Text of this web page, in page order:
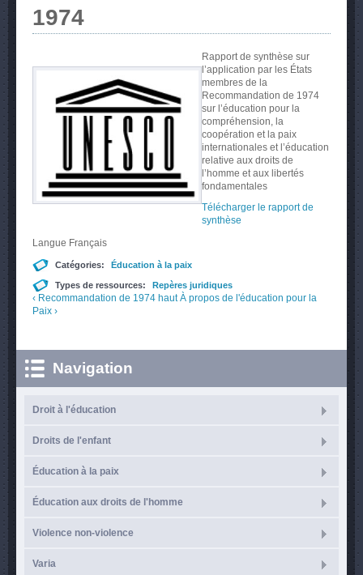
1974
Rapport de synthèse sur
l’application par les États
membres de la
Recommandation de 1974
sur l’éducation pour la
compréhension, la
coopération et la paix
internationales et l’éducation
relative aux droits de
l’homme et aux libertés
fondamentales
Télécharger le rapport de
synthèse
Langue Français
Catégories: Éducation à la paix
Types de ressources: Repères juridiques
‹ Recommandation de 1974 haut À propos de l'éducation pour la
Paix ›
Navigation
Droit à l'éducation
Droits de l'enfant
Éducation à la paix
Éducation aux droits de l'homme
Violence non-violence
Varia